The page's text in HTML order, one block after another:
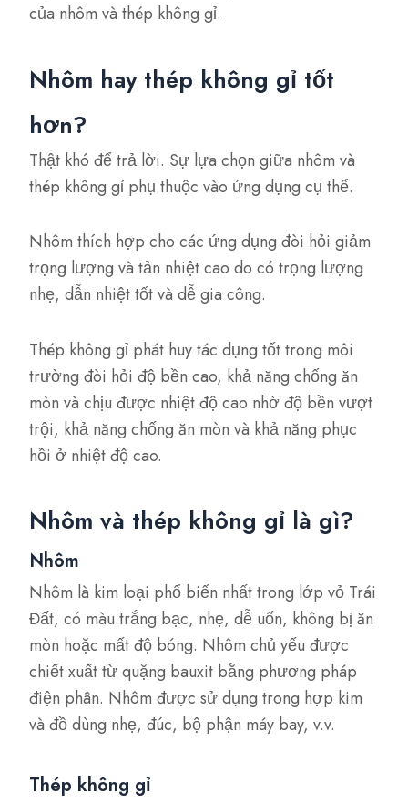
của nhôm và thép không gỉ.
Nhôm hay thép không gỉ tốt
hơn?
Thật khó để trả lời. Sự lựa chọn giữa nhôm và
thép không gỉ phụ thuộc vào ứng dụng cụ thể.
Nhôm thích hợp cho các ứng dụng đòi hỏi giảm
trọng lượng và tản nhiệt cao do có trọng lượng
nhẹ, dẫn nhiệt tốt và dễ gia công.
Thép không gỉ phát huy tác dụng tốt trong môi
trường đòi hỏi độ bền cao, khả năng chống ăn
mòn và chịu được nhiệt độ cao nhờ độ bền vượt
trội, khả năng chống ăn mòn và khả năng phục
hồi ở nhiệt độ cao.
Nhôm và thép không gỉ là gì?
Nhôm
Nhôm là kim loại phổ biến nhất trong lớp vỏ Trái
Đất, có màu trắng bạc, nhẹ, dễ uốn, không bị ăn
mòn hoặc mất độ bóng. Nhôm chủ yếu được
chiết xuất từ quặng bauxit bằng phương pháp
điện phân. Nhôm được sử dụng trong hợp kim
và đồ dùng nhẹ, đúc, bộ phận máy bay, v.v.
Thép không gỉ